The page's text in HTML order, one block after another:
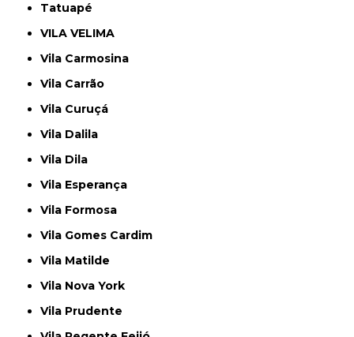
Tatuapé
VILA VELIMA
Vila Carmosina
Vila Carrão
Vila Curuçá
Vila Dalila
Vila Dila
Vila Esperança
Vila Formosa
Vila Gomes Cardim
Vila Matilde
Vila Nova York
Vila Prudente